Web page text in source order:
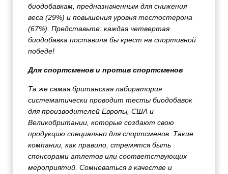
биодобавкам, предназначенным для снижения
веса (29%) и повышения уровня тестостерона
(67%). Представьте: каждая четвертая
биодобавка поставила бы крест на спортивной
победе!
Для спортсменов и против спортсменов
Та же самая британская лаборатория
систематически проводит тесты биодобавок
для производителей Европы, США и
Великобритании, которые создают свою
продукцию специально для спортсменов. Такие
компании, как правило, стремятся быть
спонсорами атлетов или соответствующих
мероприятий. Сомневаться в качестве и